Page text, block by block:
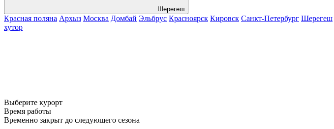
Шерегеш
Красная поляна Архыз Москва Домбай Эльбрус Красноярск Кировск Санкт-Петербург Шерегеш
хутор
Выберите курорт
Время работы
Временно закрыт до следующего сезона